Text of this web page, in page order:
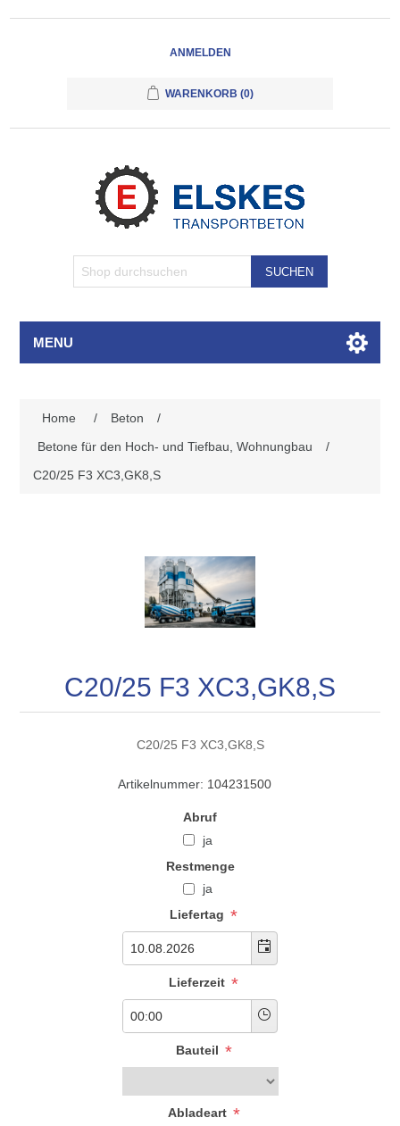
ANMELDEN
WARENKORB (0)
SUCHEN
MENU
Home / Beton
/
Betone für den Hoch- und Tiefbau, Wohnungbau
/
C20/25 F3 XC3,GK8,S
C20/25 F3 XC3,GK8,S
C20/25 F3 XC3,GK8,S
Artikelnummer: 104231500
Abruf
ja
Restmenge
ja
Liefertag *
Lieferzeit *
Bauteil *
Abladeart *